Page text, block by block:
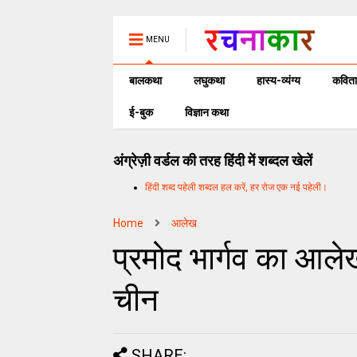
MENU
बालकथा लघुकथा हास्य-व्यंग्य कविता
ई-बुक विज्ञान कथा
अंग्रेज़ी वर्डल की तरह हिंदी में शब्दल खेलें
हिंदी शब्द पहेली शब्दल हल करें, हर रोज एक नई पहेली।
Home आलेख
प्रमोद भार्गव का
चीन